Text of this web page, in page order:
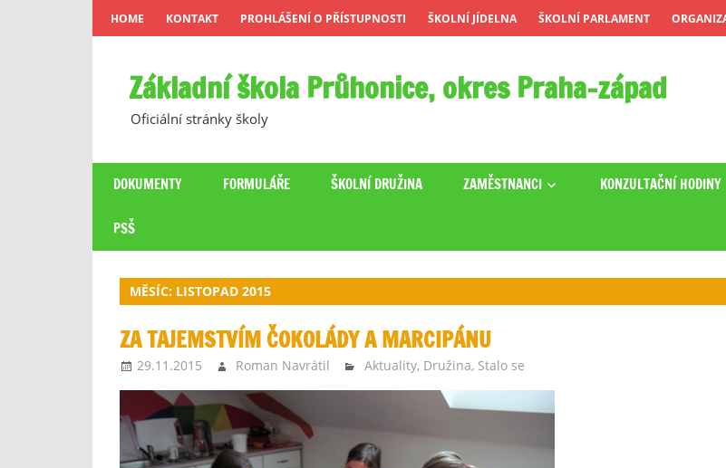
Skip
to
HOME KONTAKT PROHLÁŠENÍ O PŘÍSTUPNOSTI ŠKOLNÍ JÍDELNA ŠKOLNÍ PARLAMENT
Základní škola Průhonice, okres Praha-západ
Oficiální stránky školy
DOKUMENTY FORMULÁŘE ŠKOLNÍ DRUŽINA ZAMĚSTNANCI KONZULTAČNÍ HODINY
PSŠ
MĚSÍC: LISTOPAD 2015
ZA TAJEMSTVÍM ČOKOLÁDY A MARCIPÁNU
29.11.2015 Roman Navrátil Aktuality, Družina, Stalo se